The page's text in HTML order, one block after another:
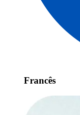
Francês